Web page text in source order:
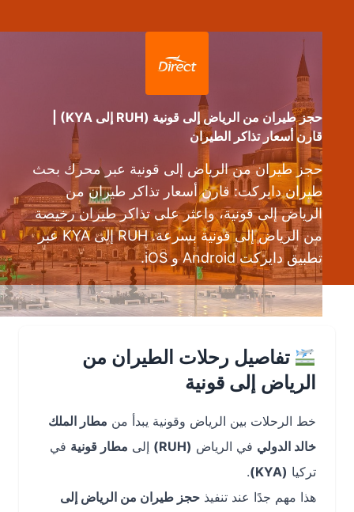
حجز طيران من الرياض إلى قونية (RUH إلى KYA) |
قارن أسعار تذاكر الطيران
حجز طيران من الرياض إلى قونية عبر محرك بحث
طيران دايركت: قارن أسعار تذاكر طيران من
الرياض إلى قونية، واعثر على تذاكر طيران رخيصة
من الرياض إلى قونية بسرعة. RUH إلى KYA عبر
تطبيق دايركت Android و iOS.
تفاصيل رحلات الطيران من
الرياض إلى قونية
خط الرحلات بين الرياض وقونية يبدأ منمطار الملك
خالد الدوليفي الرياض(RUH) إلىمطار قونية في
(KYA)
.
هذا مهم جدًا عند تنفيذ حجز طيران من الرياض إلى